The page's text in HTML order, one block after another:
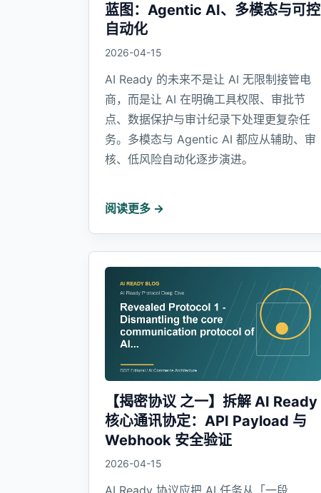
蓝图：Agentic AI、多模态与可控
自动化
2026-04-15
AI Ready 的未来不是让 AI 无限制接管电
商，而是让 AI 在明确工具权限、审批节
点、数据保护与审计纪录下处理更复杂任
务。多模态与 Agentic AI 都应从辅助、审
核、低风险自动化逐步演进。
阅读更多 →
【揭密协议 之一】拆解 AI Ready
核心通讯协定：API Payload 与
Webhook 安全验证
2026-04-15